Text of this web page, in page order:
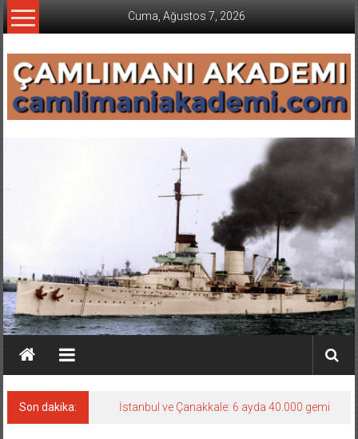
İçeriğe
geç
Cuma, Ağustos 7, 2026
Son dakika: İstanbul ve Çanakkale: 6 ayda 40.000 gemi